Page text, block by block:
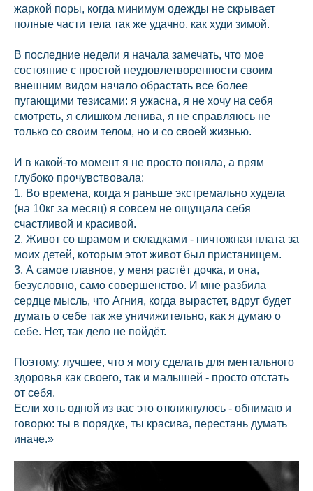
жаркой поры, когда минимум одежды не скрывает
полные части тела так же удачно, как худи зимой.
В последние недели я начала замечать, что мое
состояние с простой неудовлетворенности своим
внешним видом начало обрастать все более
пугающими тезисами: я ужасна, я не хочу на себя
смотреть, я слишком ленива, я не справляюсь не
только со своим телом, но и со своей жизнью.
И в какой-то момент я не просто поняла, а прям
глубоко прочувствовала:
1. Во времена, когда я раньше экстремально худела
(на 10кг за месяц) я совсем не ощущала себя
счастливой и красивой.
2. Живот со шрамом и складками - ничтожная плата за
моих детей, которым этот живот был пристанищем.
3. А самое главное, у меня растёт дочка, и она,
безусловно, само совершенство. И мне разбила
сердце мысль, что Агния, когда вырастет, вдруг будет
думать о себе так же уничижительно, как я думаю о
себе. Нет, так дело не пойдёт.
Поэтому, лучшее, что я могу сделать для ментального
здоровья как своего, так и малышей - просто отстать
от себя.
Если хоть одной из вас это откликнулось - обнимаю и
говорю: ты в порядке, ты красива, перестань думать
иначе.»